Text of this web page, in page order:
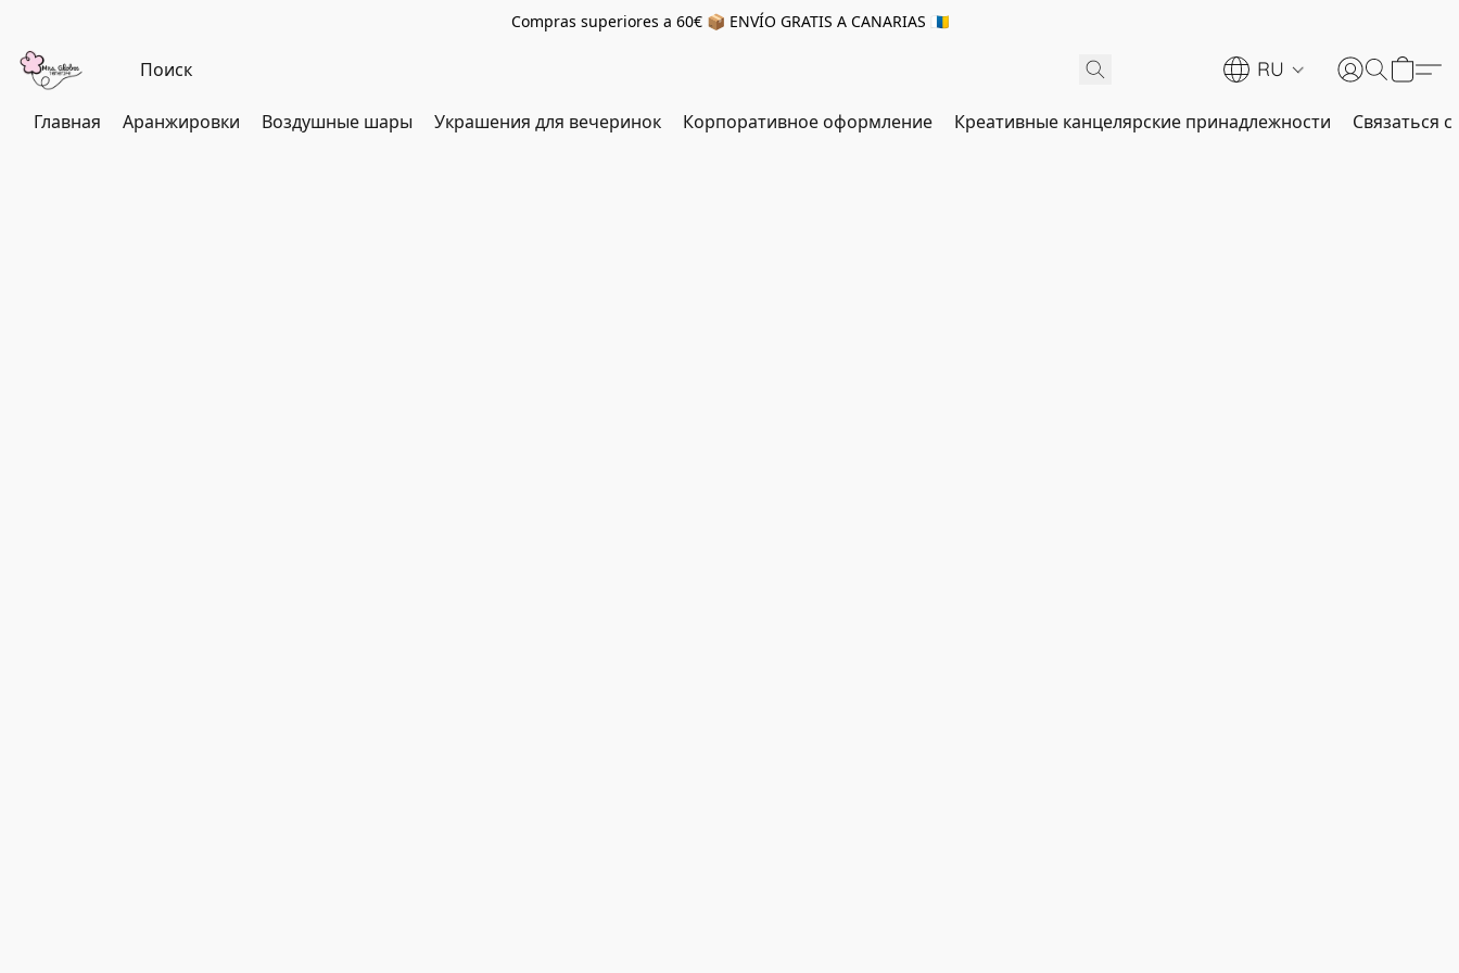
Compras superiores a 60€ 📦 ENVÍO GRATIS A CANARIAS 🇮🇨
RU
Главная Аранжировки Воздушные шары Украшения для вечеринок Корпоративное оформление Креативные канцелярские принадлежности Связаться с